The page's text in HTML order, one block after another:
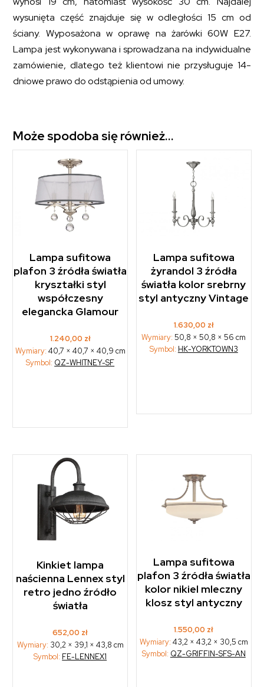
wysunięta część znajduje się w odległości 15 cm od
ściany. Wyposażona w oprawę na żarówki 60W E27.
Lampa jest wykonywana i sprowadzana na indywidualne
zamówienie, dlatego też klientowi nie przysługuje 14-
dniowe prawo do odstąpienia od umowy.
Może spodoba się również…
Lampa sufitowa
plafon 3 źródła światła
kryształki styl
współczesny
elegancka Glamour
1.240,00 zł
Wymiary: 40,7 × 40,7 × 40,9 cm
Symbol: QZ-WHITNEY-SF
Lampa sufitowa
żyrandol 3 źródła
światła kolor srebrny
styl antyczny Vintage
1.630,00 zł
Wymiary:50,8 × 50,8 × 56 cm
Symbol: HK-YORKTOWN3
Kinkiet lampa
naścienna Lennex styl
retro jedno źródło
światła
652,00 zł
Wymiary: 30,2 × 39,1 × 43,8 cm
Symbol: FE-LENNEX1
Lampa sufitowa
plafon 3 źródła światła
kolor nikiel mleczny
klosz styl antyczny
1.550,00 zł
Wymiary: 43,2 × 43,2 × 30,5 cm
Symbol: QZ-GRIFFIN-SFS-AN